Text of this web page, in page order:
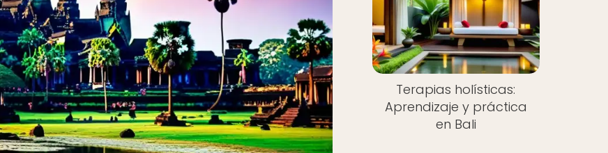
Terapias holísticas:
Aprendizaje y práctica
en Bali